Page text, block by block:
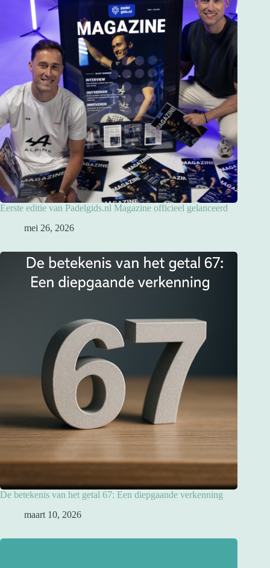
Eerste editie van Padelgids.nl Magazine officieel gelanceerd
mei 26, 2026
De betekenis van het getal 67: Een diepgaande verkenning
maart 10, 2026